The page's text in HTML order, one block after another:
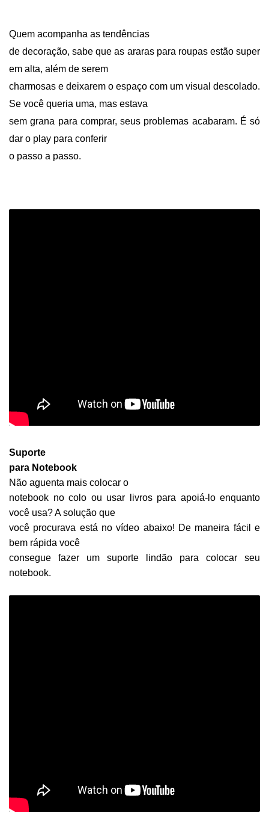
Quem acompanha as tendências
de decoração, sabe que as araras para roupas estão super
em alta, além de serem
charmosas e deixarem o espaço com um visual descolado.
Se você queria uma, mas estava
sem grana para comprar, seus problemas acabaram. É só
dar o play para conferir
o passo a passo.
Suporte
para Notebook
Não aguenta mais colocar o
notebook no colo ou usar livros para apoiá-lo enquanto
você usa? A solução que
você procurava está no vídeo abaixo! De maneira fácil e
bem rápida você
consegue fazer um suporte lindão para colocar seu
notebook.